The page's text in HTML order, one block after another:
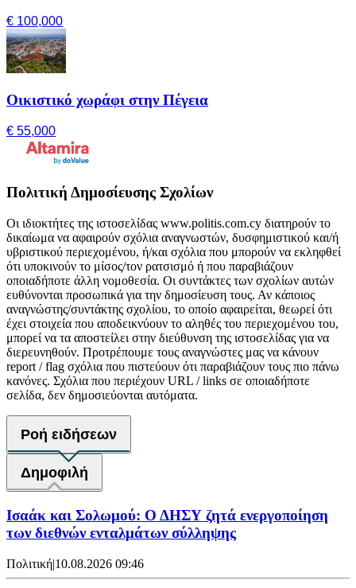
€ 100,000
Οικιστικό χωράφι στην Πέγεια
€ 55,000
Πολιτική Δημοσίευσης Σχολίων
Οι ιδιοκτήτες της ιστοσελίδας www.politis.com.cy διατηρούν το
δικαίωμα να αφαιρούν σχόλια αναγνωστών, δυσφημιστικού και/ή
υβριστικού περιεχομένου, ή/και σχόλια που μπορούν να εκληφθεί
ότι υποκινούν το μίσος/τον ρατσισμό ή που παραβιάζουν
οποιαδήποτε άλλη νομοθεσία. Οι συντάκτες των σχολίων αυτών
ευθύνονται προσωπικά για την δημοσίευση τους. Αν κάποιος
αναγνώστης/συντάκτης σχολίου, το οποίο αφαιρείται, θεωρεί ότι
έχει στοιχεία που αποδεικνύουν το αληθές του περιεχομένου του,
μπορεί να τα αποστείλει στην διεύθυνση της ιστοσελίδας για να
διερευνηθούν. Προτρέπουμε τους αναγνώστες μας να κάνουν
report / flag σχόλια που πιστεύουν ότι παραβιάζουν τους πιο πάνω
κανόνες. Σχόλια που περιέχουν URL / links σε οποιαδήποτε
σελίδα, δεν δημοσιεύονται αυτόματα.
Ροή ειδήσεων
Δημοφιλή
Ισαάκ και Σολωμού: Ο ΔΗΣΥ ζητά ενεργοποίηση
των διεθνών ενταλμάτων σύλληψης
Πολιτική|10.08.2026 09:46